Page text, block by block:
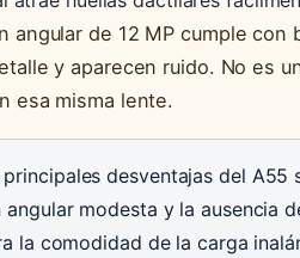
angular de 12 MP cumple
y aparecen ruido. No es
esa misma lente.
principales desventajas del
modesta y la ausencia
la comodidad de la carga